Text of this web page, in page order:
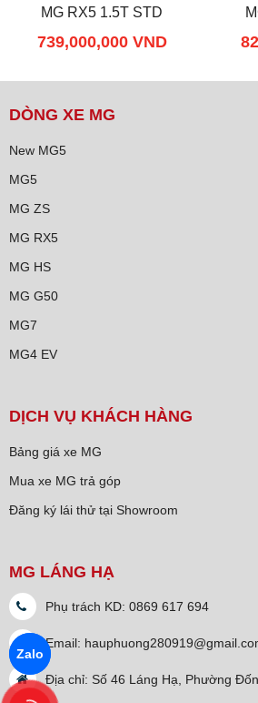
MG RX5 1.5T STD
739,000,000 VND
DÒNG XE MG
New MG5
MG5
MG ZS
MG RX5
MG HS
MG G50
MG7
MG4 EV
DỊCH VỤ KHÁCH HÀNG
Bảng giá xe MG
Mua xe MG trả góp
Đăng ký lái thử tại Showroom
MG LÁNG HẠ
Phụ trách KD: 0869 617 694
Email:
Địa chỉ: Số 46 Láng Hạ, Phường
Zalo